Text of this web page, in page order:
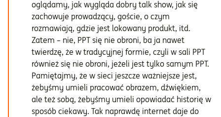
oglądamy, jak wygląda dobry talk show, jak się
zachowuje prowadzący, goście, o czym
rozmawiają, gdzie jest lokowany produkt, itd.
Zatem – nie, PPT się nie obroni, ba ja nawet
twierdzę, że w tradycyjnej formie, czyli w sali PPT
również się nie obroni, jeżeli jest tylko samym PPT.
Pamiętajmy, że w sieci jeszcze ważniejsze jest,
żebyśmy umieli pracować obrazem, dźwiękiem,
ale też sobą, żebyśmy umieli opowiadać historię w
sposób ciekawy. Tak naprawdę internet daje do